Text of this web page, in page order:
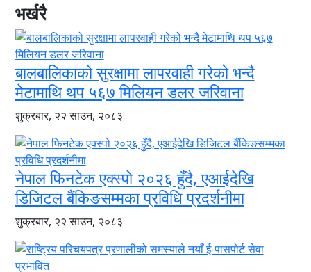
भर्खरै
बालबालिकाको सुरक्षामा लापरवाही गरेको भन्दै
मेटामाथि थप ५६७ मिलियन डलर जरिवाना
शुक्रबार, २२ साउन, २०८३
नेपाल फिनटेक एक्स्पो २०२६ हुँदै, एआईदेखि
डिजिटल बैंकिङसम्मका प्रविधि प्रदर्शनीमा
शुक्रबार, २२ साउन, २०८३